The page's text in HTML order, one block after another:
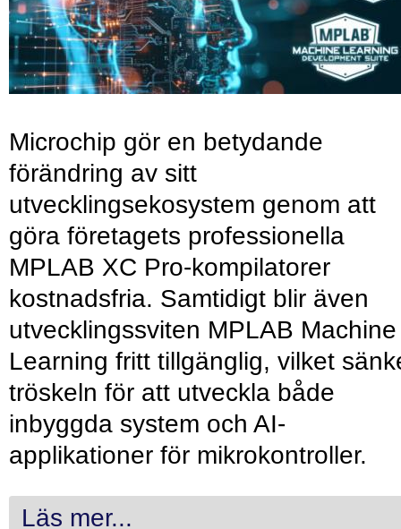
Microchip gör en betydande
förändring av sitt
utvecklingsekosystem genom att
göra företagets professionella
MPLAB XC Pro-kompilatorer
kostnadsfria. Samtidigt blir även
utvecklingssviten MPLAB Machine
Learning fritt tillgänglig, vilket
tröskeln för att utveckla både
inbyggda system och AI-
applikationer för mikrokontroller.
Läs mer...